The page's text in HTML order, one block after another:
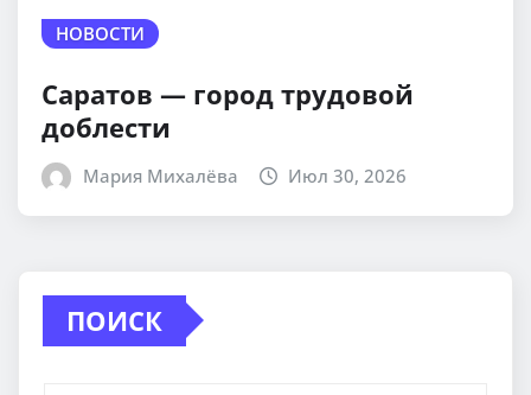
НОВОСТИ
Саратов — город трудовой
доблести
Мария Михалёва Июл 30, 2026
ПОИСК